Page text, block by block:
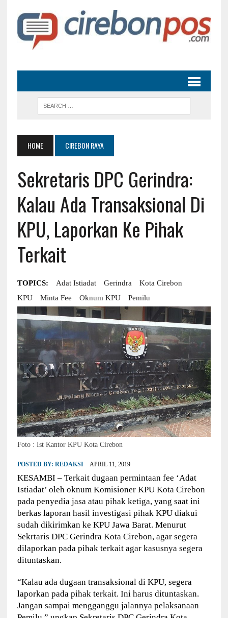
HOME CIREBON RAYA
Sekretaris DPC Gerindra:
Kalau Ada Transaksional Di
KPU, Laporkan Ke Pihak
Terkait
TOPICS: Adat Istiadat Gerindra
Kota Cirebon
KPU
Minta Fee Oknum KPU Pemilu
Foto : Ist Kantor KPU Kota Cirebon
POSTED BY: REDAKSI APRIL 11, 2019
KESAMBI – Terkait dugaan permintaan fee ‘Adat
Istiadat’ oleh oknum Komisioner KPU Kota Cirebon
pada penyedia jasa atau pihak ketiga, yang saat ini
berkas laporan hasil investigasi pihak KPU diakui
sudah dikirimkan ke KPU Jawa Barat. Menurut
Sekrtaris DPC Gerindra Kota Cirebon, agar segera
dilaporkan pada pihak terkait agar kasusnya segera
dituntaskan.
“Kalau ada dugaan transaksional di KPU, segera
laporkan pada pihak terkait. Ini harus dituntaskan.
Jangan sampai mengganggu jalannya pelaksanaan